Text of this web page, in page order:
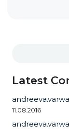
Latest
11.08.2016